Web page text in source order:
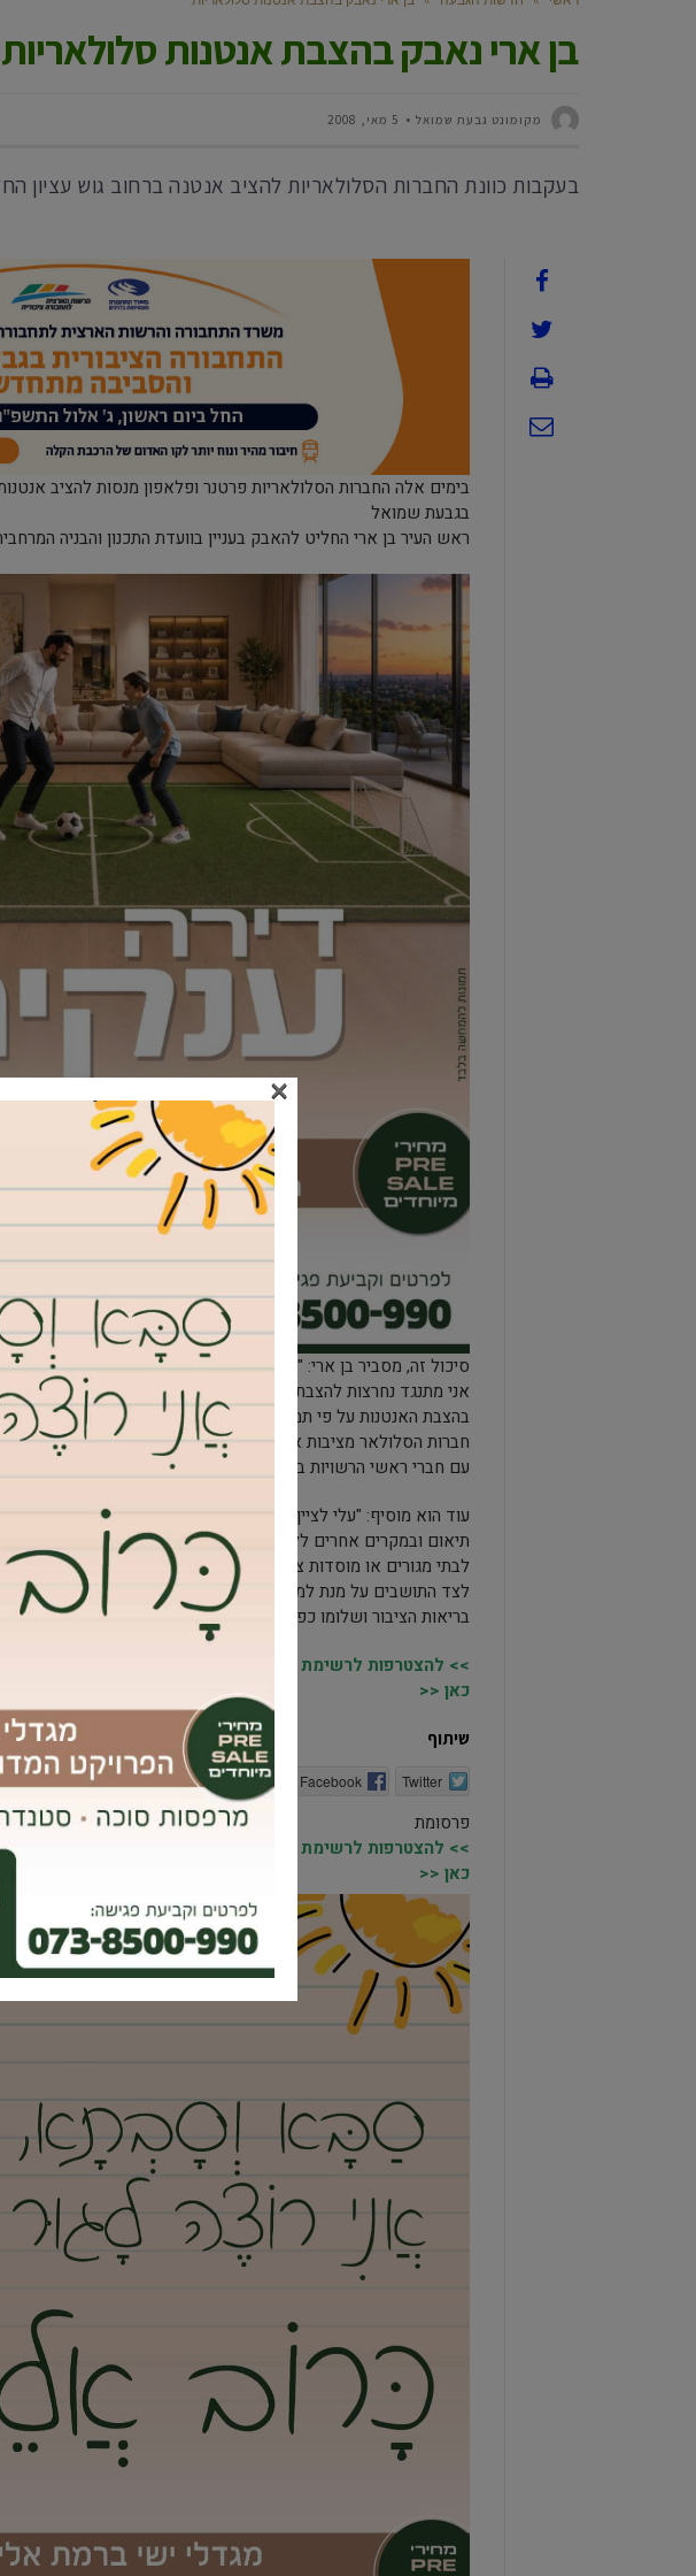
בן ארי נאבק בהצבת אנטנות סלולאריות
מקומונט גבעת שמואל 5 מאי, 2008
בעקבות כוונת החברות הסלולאריות להציב אנטנה ברחוב גוש עציון
בגבעת שמואל
ראש העיר בן ארי החליט להאבק בעניין בוועדת התכנון והבניה
סיכול זה, מסביר בן ארי: "הנו מתוך חובתי להגן על בריאותו ושלומו
אני מתנגד נחרצות להצבת האנטנות, התנגדותי הייתה בניגוד לעמדת
בהצבת האנטנות על פי תמ"א 36, המאפשרת
חברות הסלולאר מציבות אנטנות בלי פיקוח על גגות בניני הבתים,
עם חברי ראשי הרשויות בתופעה חמורה זו".
עוד הוא מוסיף: "עלי לציין כי החברות הסלולריות ממשיכות להקים
תיאום ובמקרים אחרים ללא הסכמת הרשות המקומית. זכותן של
לבתי מגורים או מוסדות ציבור ובכך להרחיק את הסכנות הכרוכות
לצד התושבים על מנת למנוע את המפגע שמבקשות החברות הנ"ל
בריאות הציבור ושלומו כפי שעשיתי עד כה".
>> להצטרפות לרשימת התפוצה של מקומונט גבעת שמואל וקבלת
כאן <<
שיתוף
Twitter
Facebook הדפסה אימייל
פרסומת
>> להצטרפות לרשימת התפוצה של מקומונט גבעת שמואל וקבלת
כאן <<
×